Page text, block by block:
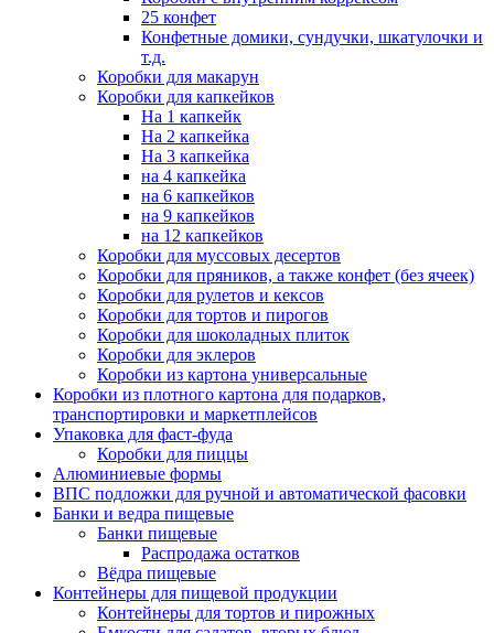
25 конфет
Конфетные домики, сундучки, шкатулочки и
т.д.
Коробки для макарун
Коробки для капкейков
На 1 капкейк
На 2 капкейка
На 3 капкейка
на 4 капкейка
на 6 капкейков
на 9 капкейков
на 12 капкейков
Коробки для муссовых десертов
Коробки для пряников, а также конфет (без ячеек)
Коробки для рулетов и кексов
Коробки для тортов и пирогов
Коробки для шоколадных плиток
Коробки для эклеров
Коробки из картона универсальные
Коробки из плотного картона для подарков,
транспортировки и маркетплейсов
Упаковка для фаст-фуда
Коробки для пиццы
Алюминиевые формы
ВПС подложки для ручной и автоматической фасовки
Банки и ведра пищевые
Банки пищевые
Распродажа остатков
Вёдра пищевые
Контейнеры для пищевой продукции
Контейнеры для тортов и пирожных